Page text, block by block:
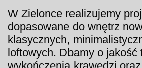
W Zielonce realizujemy
dopasowane do wnętrz
klasycznych,
loftowych. Dbamy o jakość
wykończenia krawędzi